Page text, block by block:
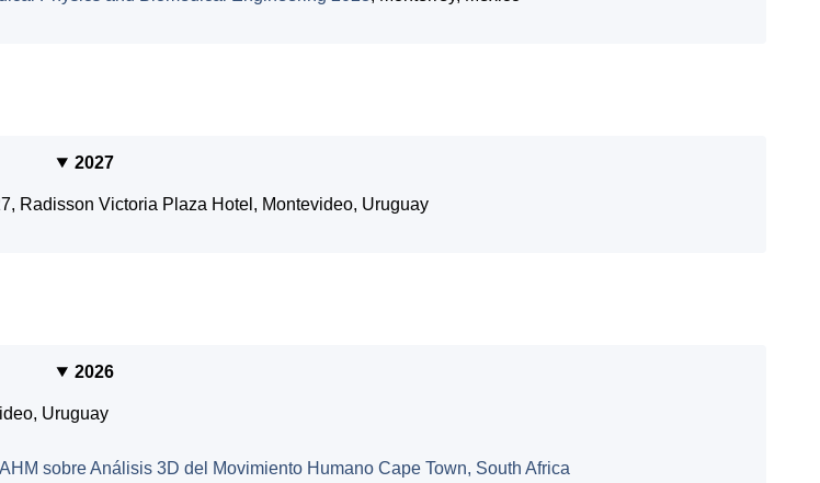
2027
Radisson Victoria Plaza Hotel, Montevideo, Uruguay
2026
Uruguay
sobre Análisis 3D del Movimiento Humano Cape Town, South Africa